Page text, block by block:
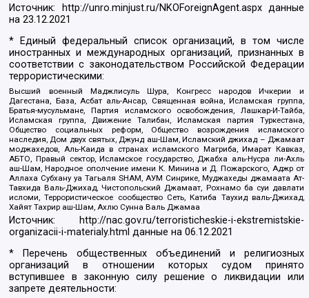
Источник: http://unro.minjust.ru/NKOForeignAgent.aspxданные
на23.12.2021
* Единый федеральный список организаций, в том числе
иностранных и международных организаций, признанных в
соответствии с законодательством Российской Федерации
террористическими:
Высший военный Маджлисуль Шура, Конгресс народов Ичкерии и
Дагестана, База, Асбат аль-Ансар, Священная война, Исламская группа,
Братья-мусульмане, Партия исламского освобождения, Лашкар-И-Тайба,
Исламская группа, Движение Талибан, Исламская партия Туркестана,
Общество социальных реформ, Общество возрождения исламского
наследия, Дом двух святых, Джунд аш-Шам, Исламский джихад – Джамаат
моджахедов, Аль-Каида в странах исламского Магриба, Имарат Кавказ,
АБТО, Правый сектор, Исламское государство, Джабха аль-Нусра ли-Ахль
аш-Шам, Народное ополчение имени К. Минина и Д. Пожарского, Аджр от
Аллаха Субхану уа Тагьаля SHAM, АУМ Синрике, Муджахеды джамаата Ат-
Тавхида Валь-Джихад, Чистопольский Джамаат, Рохнамо ба суи давлати
исломи, Террористическое сообщество Сеть, Катиба Таухид валь-Джихад,
Хайят Тахрир аш-Шам, Ахлю Сунна Валь Джамаа
Источник:
http://nac.gov.ru/terroristicheskie-i-ekstremistskie-
organizacii-i-materialy.html данные на06.12.2021
* Перечень общественных объединений и религиозных
организаций в отношении которых судом принято
вступившее в законную силу решение о ликвидации или
запрете деятельности: